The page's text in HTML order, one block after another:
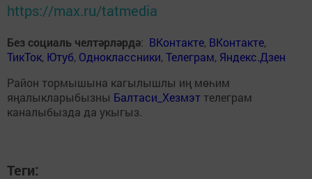
https://max.ru/tatmedia
Без социаль челтәрләрдә: ВКонтакте, ВКонтакте,
ТикТок, Ютуб, Одноклассники,Телеграм, Яндекс.Дзен
Район тормышына кагылышлы иң мөһим
яңалыкларыбызны Балтаси_Хезмэт телеграм
каналыбызда да укыгыз.
Теги: